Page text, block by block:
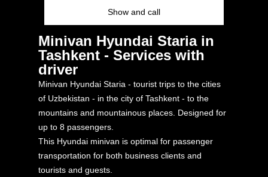
Show and call
Minivan Hyundai Staria in
Tashkent - Services with
driver
Minivan Hyundai Staria - tourist trips to the cities
of Uzbekistan - in the city of Tashkent - to the
mountains and mountainous places. Designed for
up to 8 passengers.
This Hyundai minivan is optimal for passenger
transportation for both business clients and
tourists and guests.